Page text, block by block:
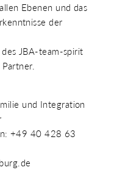
Ebenen und das
der
JBA-team-spirit
und Integration
+49 40 428 63